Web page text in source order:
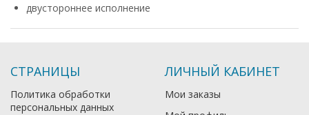
двустороннее исполнение
СТРАНИЦЫ
Политика обработки
персональных данных
ЛИЧНЫЙ КАБИНЕТ
Мои заказы